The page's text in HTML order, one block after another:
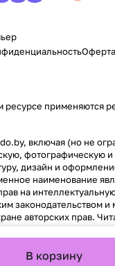
В корзину
Оферта
применяются
включая (но не
фотографическую
дизайн и
наименование
на
законодательством
авторских прав.